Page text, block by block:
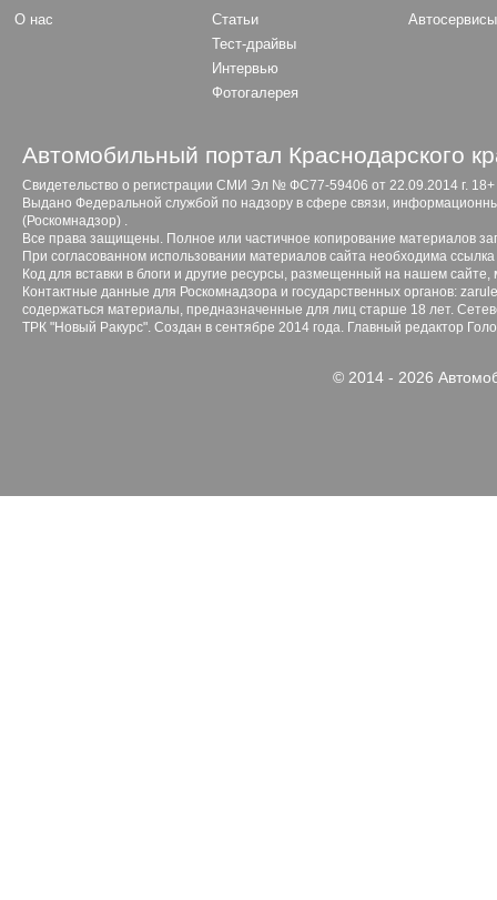
О нас
Статьи
Тест-драйвы
Интервью
Фотогалерея
Автосервисы
Автомобильный портал Краснодарского
Свидетельство о регистрации СМИ Эл № ФС77-59406 от 22.09.2014 г. 18+
Выдано Федеральной службой по надзору в сфере связи,
(Роскомнадзор) .
Все права защищены. Полное или частичное копирование материалов
При согласованном использовании материалов сайта необходима ссылка
Код для вставки в блоги и другие ресурсы, размещенный на нашем сайте,
Контактные данные для Роскомнадзора и государственных органов:
содержаться материалы, предназначенные для лиц старше 18 лет.
ТРК "Новый Ракурс". Создан в сентябре 2014 года. Главный редактор
© 2014 - 2026